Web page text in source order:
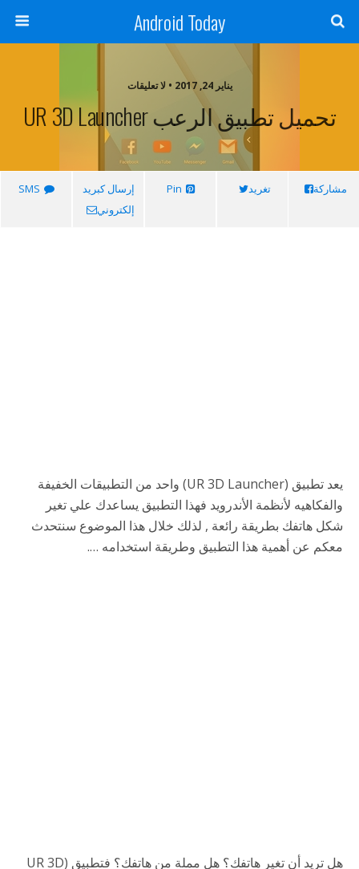
Android Today
يناير 24, 2017 • لا تعليقات
تحميل تطبيق الرعب UR 3D Launcher
مشاركة تغريد Pin
إرسال كبريد
إلكتروني
SMS
يعد تطبيق (UR 3D Launcher) واحد من التطبيقات الخفيفة
والفكاهيه لأنظمة الأندرويد فهذا التطبيق يساعدك علي تغير
شكل هاتفك بطريقة رائعة , لذلك خلال هذا الموضوع سنتحدث
معكم عن أهمية هذا التطبيق وطريقة استخدامه ….
هل تريد أن تغير هاتفك؟ هل مملة من هاتفك؟ فتطبيق (UR 3D